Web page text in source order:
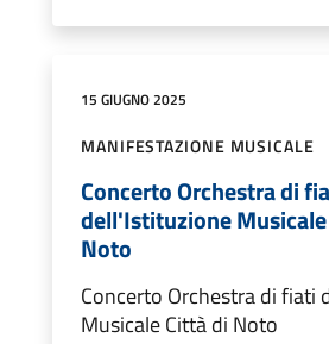
15 GIUGNO 2025
MANIFESTAZIONE MUSICALE
Concerto Orchestra di
dell'Istituzione
Noto
Concerto Orchestra di fiati
Musicale Città di Noto